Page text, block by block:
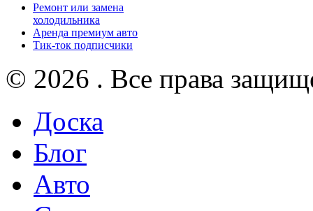
Ремонт или замена
холодильника
Аренда премиум авто
Тик-ток подписчики
© 2026 . Все права
Доска
Блог
Авто